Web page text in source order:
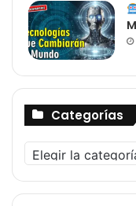
Categorías
Categorías